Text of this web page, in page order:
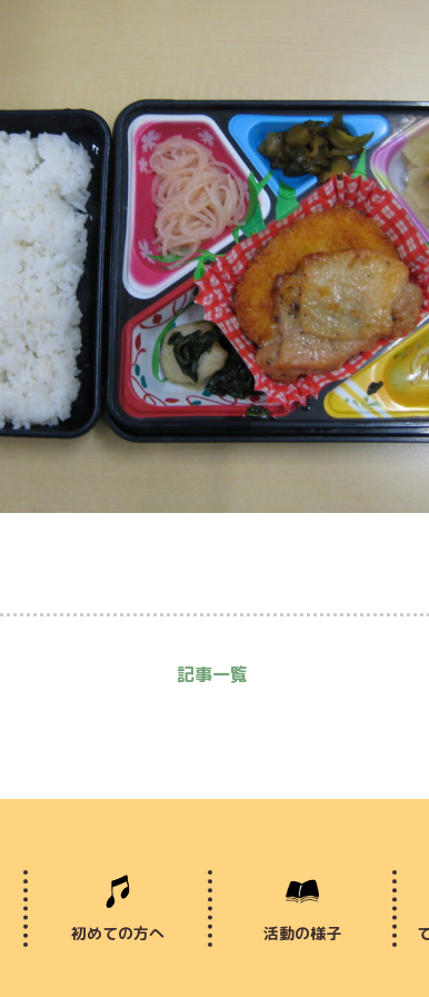
記事一覧
初めての方へ 活動の様子